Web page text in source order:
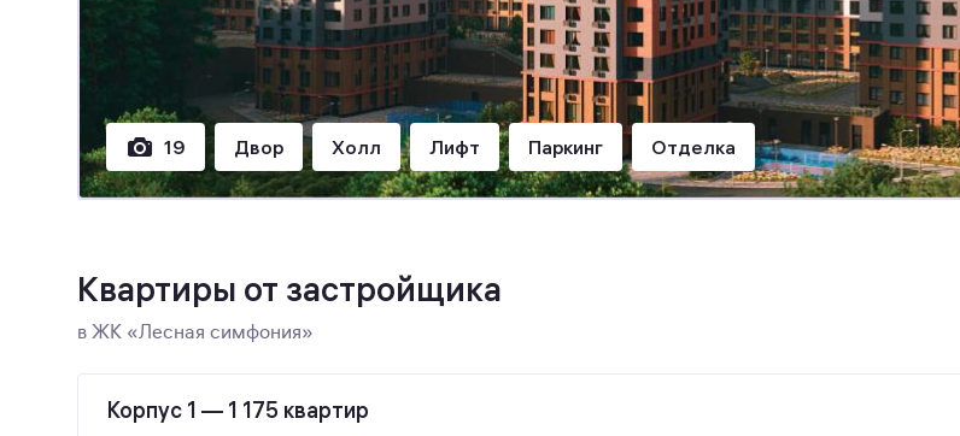
19 Двор Холл Лифт Паркинг Отделка
Квартиры от застройщика
в ЖК «Лесная симфония»
Корпус 1 — 1 175 квартир